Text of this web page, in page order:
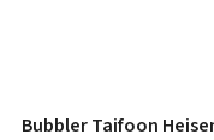
Bubbler Taifoon